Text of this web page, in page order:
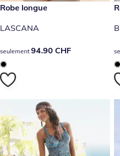
94.90 CHF
Robe longue
LASCANA
94.90 CHF
seulement 94.90 CHF